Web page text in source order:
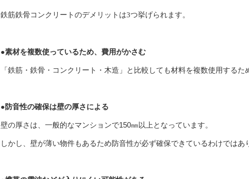
鉄筋鉄骨コンクリートのデメリットは3つ挙げられます。
●素材を複数使っているため、費用がかさむ
「鉄筋・鉄骨・コンクリート・木造」と比較しても材料を複数使用するた
●防音性の確保は壁の厚さによる
壁の厚さは、一般的なマンションで150㎜以上となっています。
しかし、壁が薄い物件もあるため防音性が必ず確保できているわけではあ